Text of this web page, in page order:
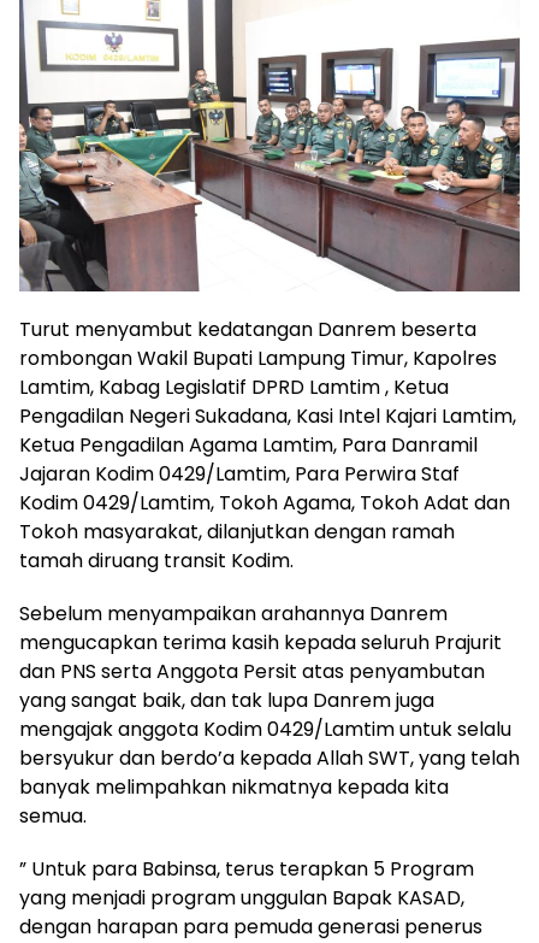
Turut menyambut kedatangan Danrem beserta
rombongan Wakil Bupati Lampung Timur, Kapolres
Lamtim, Kabag Legislatif DPRD Lamtim , Ketua
Pengadilan Negeri Sukadana, Kasi Intel Kajari Lamtim,
Ketua Pengadilan Agama Lamtim, Para Danramil
Jajaran Kodim 0429/Lamtim, Para Perwira Staf
Kodim 0429/Lamtim, Tokoh Agama, Tokoh Adat dan
Tokoh masyarakat, dilanjutkan dengan ramah
tamah diruang transit Kodim.
Sebelum menyampaikan arahannya Danrem
mengucapkan terima kasih kepada seluruh Prajurit
dan PNS serta Anggota Persit atas penyambutan
yang sangat baik, dan tak lupa Danrem juga
mengajak anggota Kodim 0429/Lamtim untuk selalu
bersyukur dan berdo’a kepada Allah SWT, yang telah
banyak melimpahkan nikmatnya kepada kita
semua.
” Untuk para Babinsa, terus terapkan 5 Program
yang menjadi program unggulan Bapak KASAD,
dengan harapan para pemuda generasi penerus